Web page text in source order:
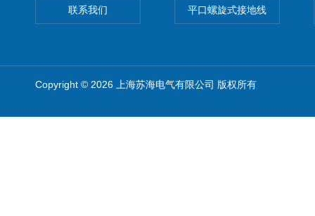
联系我们 平口螺旋式接地线
Copyright © 2026 上海苏海电气有限公司 版权所有